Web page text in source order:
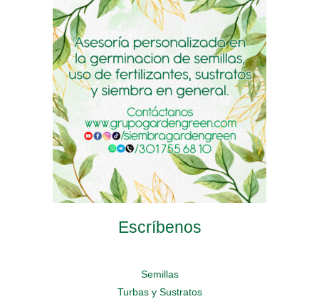
pueden
elegir
en
página
de
producto
pueden
elegir
en
la
página
de
producto
pueden
elegir
en
la
página
de
producto
Escríbenos
Semillas
Turbas y Sustratos